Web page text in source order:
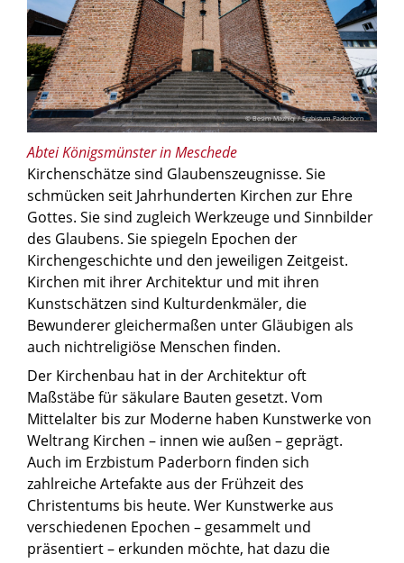
© Besim Mazhiqi / Erzbistum Paderborn
Abtei Königsmünster in Meschede
Kirchenschätze sind Glaubenszeugnisse. Sie
schmücken seit Jahrhunderten Kirchen zur Ehre
Gottes. Sie sind zugleich Werkzeuge und Sinnbilder
des Glaubens. Sie spiegeln Epochen der
Kirchengeschichte und den jeweiligen Zeitgeist.
Kirchen mit ihrer Architektur und mit ihren
Kunstschätzen sind Kulturdenkmäler, die
Bewunderer gleichermaßen unter Gläubigen als
auch nichtreligiöse Menschen finden.
Der Kirchenbau hat in der Architektur oft
Maßstäbe für säkulare Bauten gesetzt. Vom
Mittelalter bis zur Moderne haben Kunstwerke von
Weltrang Kirchen – innen wie außen – geprägt.
Auch im Erzbistum Paderborn finden sich
zahlreiche Artefakte aus der Frühzeit des
Christentums bis heute. Wer Kunstwerke aus
verschiedenen Epochen – gesammelt und
präsentiert – erkunden möchte, hat dazu die